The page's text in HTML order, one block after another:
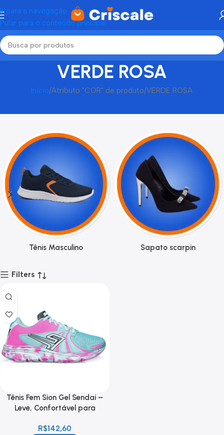
Ir para a navegação
Pular para o conteúdo principal
VERDE ROSA
Início Atributo "COR" de produto VERDE ROSA
Tênis Masculino Sapato scarpin
Filters
Tênis Fem Sion Gel Sendai –
Leve, Confortável para
R$142,60